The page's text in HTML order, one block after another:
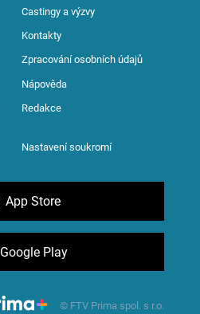
Castingy a výzvy
Kontakty
Zpracování osobních údajů
Nápověda
Redakce
Nastavení soukromí
App Store
Google Play
© FTV Prima spol. s r.o.